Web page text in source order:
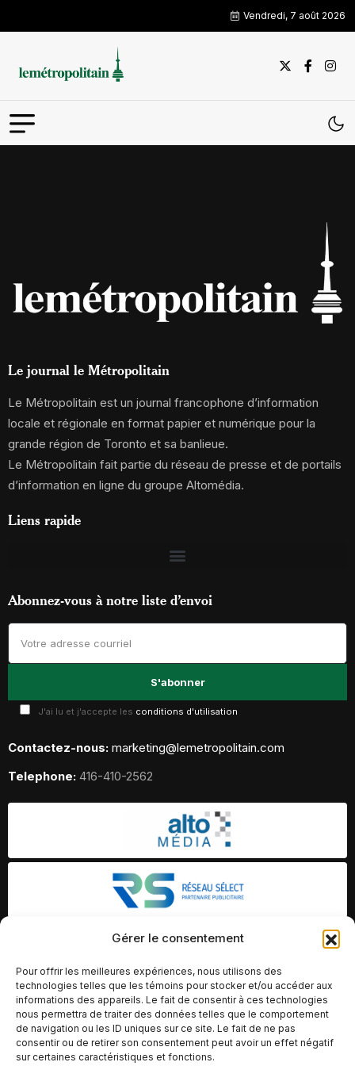
Gérer le consentement
Pour offrir les meilleures expériences, nous utilisons des
technologies telles que les témoins pour stocker et/ou accéder aux
informations des appareils. Le fait de consentir à ces technologies
nous permettra de traiter des données telles que le comportement
de navigation ou les ID uniques sur ce site. Le fait de ne pas
consentir ou de retirer son consentement peut avoir un effet négatif
sur certaines caractéristiques et fonctions.
Vendredi, 7 août 2026
Le journal le Métropolitain
Le Métropolitain est un journal francophone d’information
locale et régionale en format papier et numérique pour la
grande région de Toronto et sa banlieue.
Le Métropolitain fait partie du réseau de presse et de portails
d’information en ligne du groupe Altomédia.
Liens rapide
Abonnez-vous à notre liste d’envoi
J'ai lu et j'accepte les conditions d'utilisation
Contactez-nous: marketing@lemetropolitain.com
Telephone: 416-410-2562